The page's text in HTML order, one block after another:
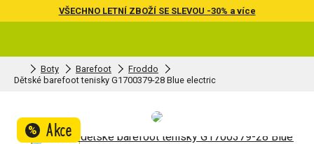
VŠECHNO LETNÍ ZBOŽÍ SE SLEVOU -30% a více
Boty Barefoot
Froddo
Dětské barefoot tenisky G1700379-28 Blue electric
% Akce